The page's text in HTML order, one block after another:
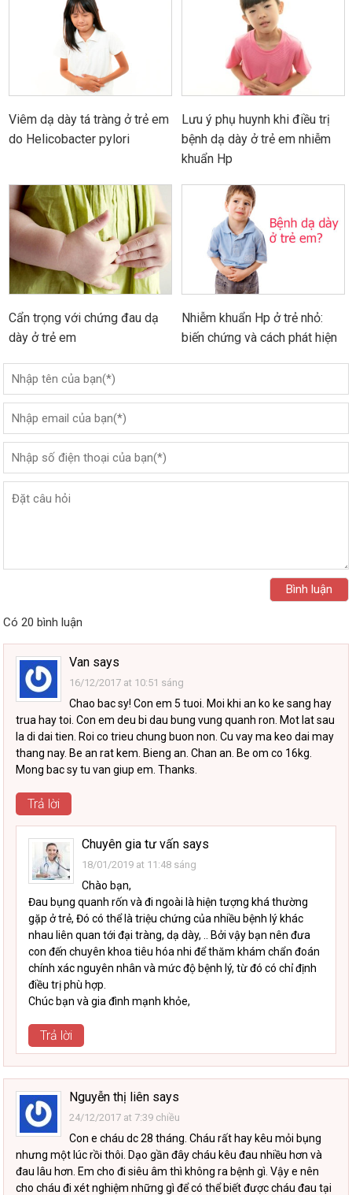
Viêm dạ dày tá tràng ở trẻ em
do Helicobacter pylori
Lưu ý phụ huynh khi điều trị
bệnh dạ dày ở trẻ em nhiễm
khuẩn Hp
Cẩn trọng với chứng đau dạ
dày ở trẻ em
Nhiễm khuẩn Hp ở trẻ nhỏ:
biến chứng và cách phát hiện
Có 20 bình luận
Van says
16/12/2017 at 10:51 sáng
Chao bac sy! Con em 5 tuoi. Moi khi an ko ke sang hay
trua hay toi. Con em deu bi dau bung vung quanh ron. Mot lat sau
la di dai tien. Roi co trieu chung buon non. Cu vay ma keo dai may
thang nay. Be an rat kem. Bieng an. Chan an. Be om co 16kg.
Mong bac sy tu van giup em. Thanks.
Trả lời
Chuyên gia tư vấn says
18/01/2019 at 11:48 sáng
Chào bạn,
Đau bụng quanh rốn và đi ngoài là hiện tượng khá thường
gặp ở trẻ, Đó có thể là triệu chứng của nhiều bệnh lý khác
nhau liên quan tới đại tràng, dạ dày, .. Bởi vậy bạn nên đưa
con đến chuyên khoa tiêu hóa nhi để thăm khám chẩn đoán
chính xác nguyên nhân và mức độ bệnh lý, từ đó có chỉ định
điều trị phù hợp.
Chúc bạn và gia đình mạnh khỏe,
Trả lời
Nguyễn thị liên says
24/12/2017 at 7:39 chiều
Con e cháu dc 28 tháng. Cháu rất hay kêu mỏi bụng
nhưng một lúc rồi thôi. Dạo gần đây cháu kêu đau nhiều hơn và
đau lâu hơn. Em cho đi siêu âm thì không ra bệnh gì. Vậy e nên
cho cháu đi xét nghiệm những gì để có thể biết được cháu đau tại